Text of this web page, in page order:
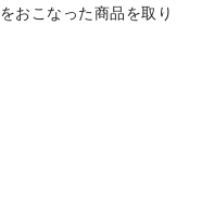
おこなった商品を取り